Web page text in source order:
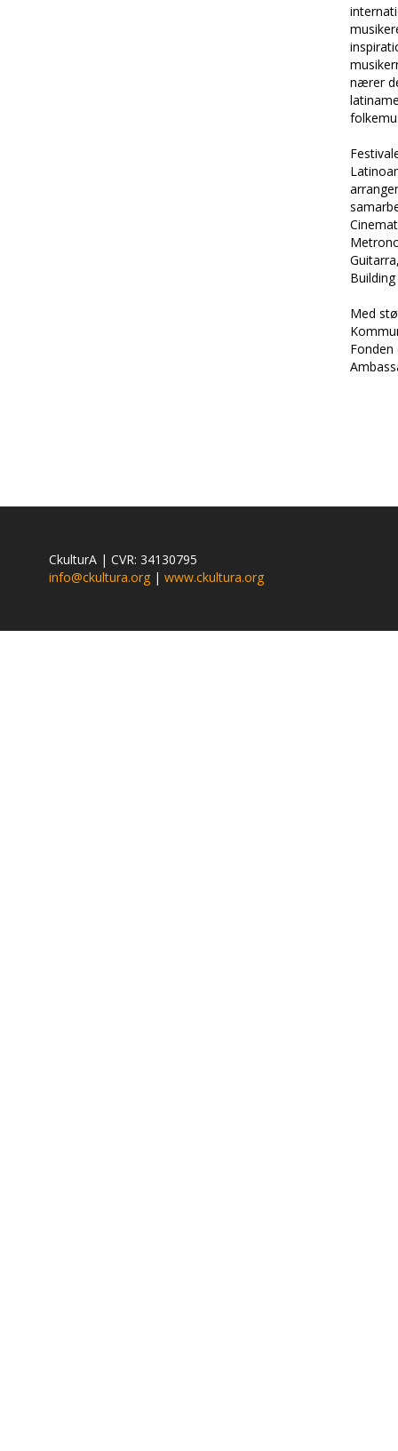
nærer
Med
Fonden
CkulturA | CVR: 34130795
info@ckultura.org | www.ckultura.org